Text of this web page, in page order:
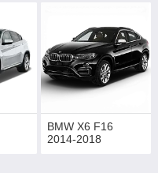
BMW X6 F16
2014-2018